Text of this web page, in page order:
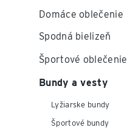
Domáce oblečenie
Spodná bielizeň
Športové oblečenie
Bundy a vesty
Lyžiarske bundy
Športové bundy